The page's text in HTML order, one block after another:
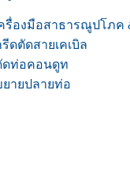
รื่องมือสาธารณูปโภค
ดตัดสายเคเบิล
ดท่อคอนดูท
ยายปลายท่อ